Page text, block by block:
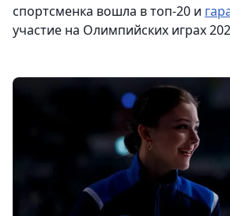
спортсменка вошла в топ-20 и
участие на Олимпийских играх